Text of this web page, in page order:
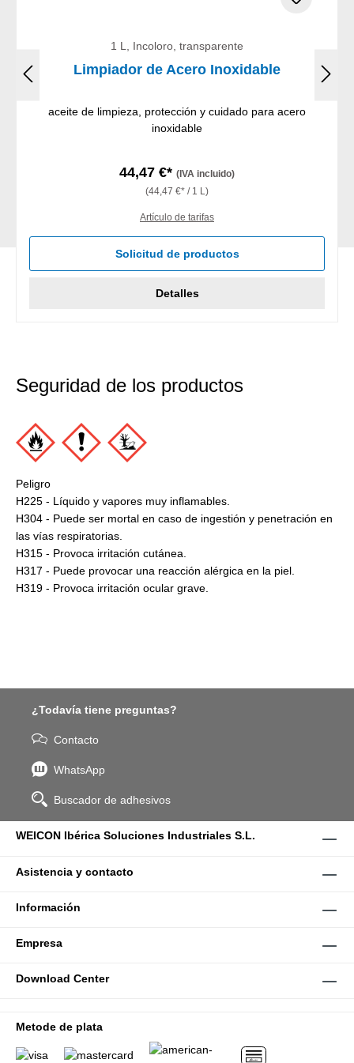
1 L, Incoloro, transparente
Limpiador de Acero Inoxidable
aceite de limpieza, protección y cuidado para acero
inoxidable
44,47 €* (IVA incluido)
(44,47 €* / 1 L)
Artículo de tarifas
Solicitud de productos
Detalles
Seguridad de los productos
Peligro
H225 - Líquido y vapores muy inflamables.
H304 - Puede ser mortal en caso de ingestión y penetración en
las vías respiratorias.
H315 - Provoca irritación cutánea.
H317 - Puede provocar una reacción alérgica en la piel.
H319 - Provoca irritación ocular grave.
¿Todavía tiene preguntas?
Contacto
WhatsApp
Buscador de adhesivos
WEICON Ibérica Soluciones Industriales S.L.
Asistencia y contacto
Información
Empresa
Download Center
Metode de plata